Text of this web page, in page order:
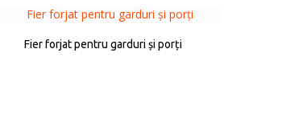
Fier forjat pentru garduri și porți